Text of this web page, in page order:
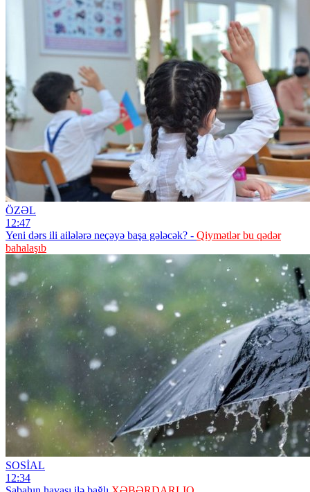
ÖZƏL
12:47
Yeni dərs ili ailələrə neçəyə başa gələcək? - Qiymətlər bu qədər
bahalaşıb
SOSİAL
12:34